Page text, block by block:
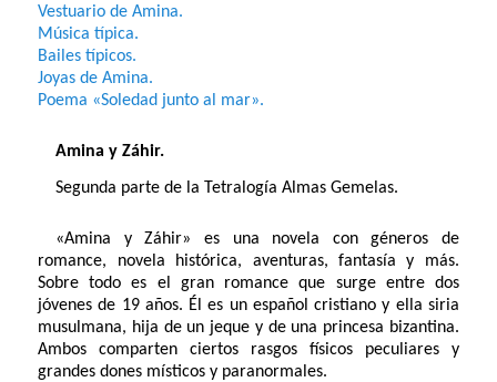
Vestuario de Amina.
Música típica.
Bailes típicos.
Joyas de Amina.
Poema «Soledad junto al mar».
Amina y Záhir.
Segunda parte de la Tetralogía Almas Gemelas.
«Amina y Záhir» es una novela con géneros de
romance, novela histórica, aventuras, fantasía y más.
Sobre todo es el gran romance que surge entre dos
jóvenes de 19 años. Él es un español cristiano y ella siria
musulmana, hija de un jeque y de una princesa bizantina.
Ambos comparten ciertos rasgos físicos peculiares y
grandes dones místicos y paranormales.